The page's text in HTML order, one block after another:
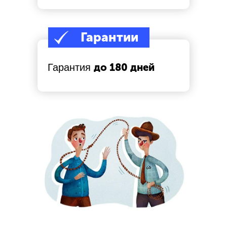
Многоступенчатый отбор
Гарантии
Гарантия до 180 дней